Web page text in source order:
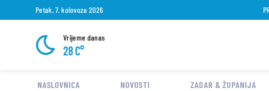
Petak, 7. kolovoza 2026
Vrijeme danas
28 C°
NASLOVNICA NOVOSTI ZADAR & ŽUPANIJA